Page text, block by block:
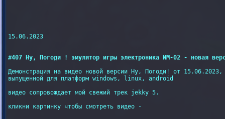
15.06.2023
#407 Ну, Погоди ! эмулятор игры электроника ИМ-02 - новая
Демонстрация на видео новой версии Ну, Погоди! от 15.06.2023,
выпущенной для платформ windows, linux, android
видео сопровождает мой свежий трек jekky 5.
кликни картинку чтобы смотреть видео -